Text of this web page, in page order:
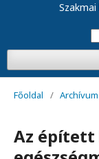
Főoldal / Archívum
Az épített